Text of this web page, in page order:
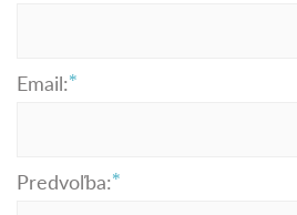
Email:
Predvoľba: